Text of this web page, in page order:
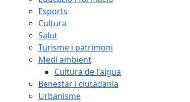
Esports
Cultura
Salut
Turisme i patrimoni
Medi ambient
Cultura de l'aigua
Benestar i ciutadania
Urbanisme